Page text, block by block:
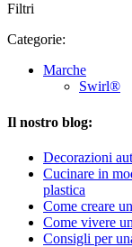
Filtri
Categorie:
Marche
Swirl®
Il nostro blog:
Decorazioni
Cucinare in
plastica
Come creare
Come vivere
Consigli per